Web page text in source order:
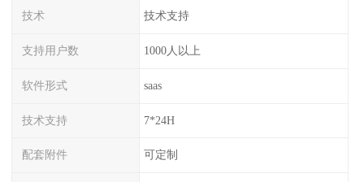
技术 技术支持
支持用户数 1000人以上
软件形式 saas
技术支持 7*24H
配套附件 可定制